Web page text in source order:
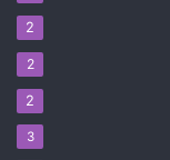
2
2
2
3